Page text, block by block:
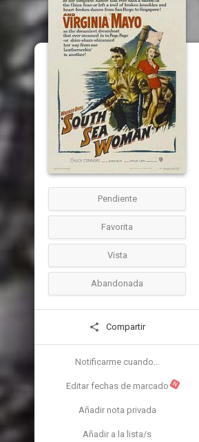
Pendiente
Favorita
Vista
Abandonada
Compartir
Notificarme cuando...
Editar fechas de marcado N
Añadir nota privada
Añadir a la lista/s